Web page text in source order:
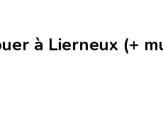
à Lierneux (+